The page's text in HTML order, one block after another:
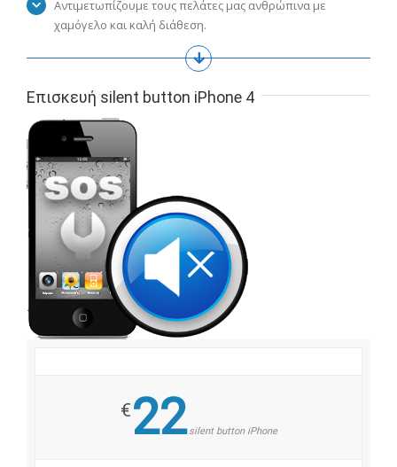
Αντιμετωπίζουμε τους πελάτες μας ανθρώπινα με
χαμόγελο και καλή διάθεση.
Επισκευή silent button iPhone 4
€22silent button iPhone